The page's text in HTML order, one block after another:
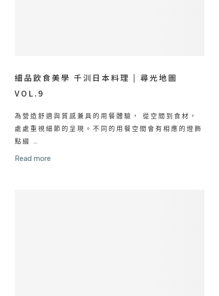
細品飲食美學 千汌日本料理 | 尋光地圖
VOL.9
為營造舒適與質感兼具的用餐體驗， 從空間到食材，
處處重視細節的呈現。不同的用餐空間會有相應的燈飾
點綴 …
Read more